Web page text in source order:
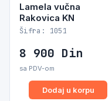
Lamela vučna
Rakovica KN
Šifra: 1051
8 900 Din
sa PDV-om
Dodaj u korpu